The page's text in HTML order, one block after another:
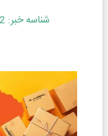
شناسه خبر: 179782